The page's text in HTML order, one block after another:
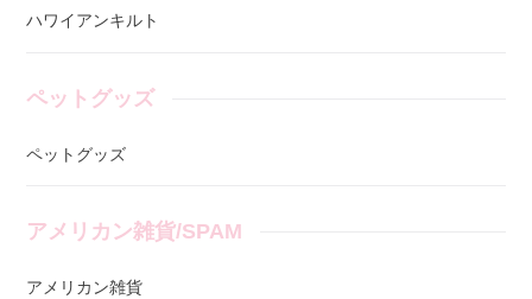
ハワイアンキルト
ペットグッズ
ペットグッズ
アメリカン雑貨/SPAM
アメリカン雑貨